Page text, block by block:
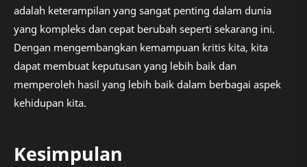
adalah keterampilan yang sangat penting dalam dunia
yang kompleks dan cepat berubah seperti sekarang ini.
Dengan mengembangkan kemampuan kritis kita, kita
dapat membuat keputusan yang lebih baik dan
memperoleh hasil yang lebih baik dalam berbagai aspek
kehidupan kita.
Kesimpulan